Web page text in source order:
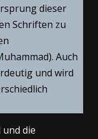
dieser
Schriften zu
Auch
und wird
die